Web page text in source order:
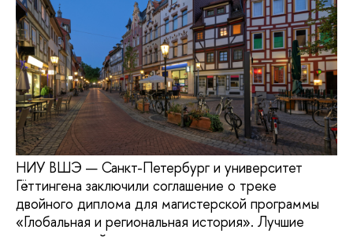
НИУ ВШЭ — Санкт-Петербург и университет
Гёттингена заключили соглашение о треке
двойного диплома для магистерской программы
«Глобальная и региональная история». Лучшие